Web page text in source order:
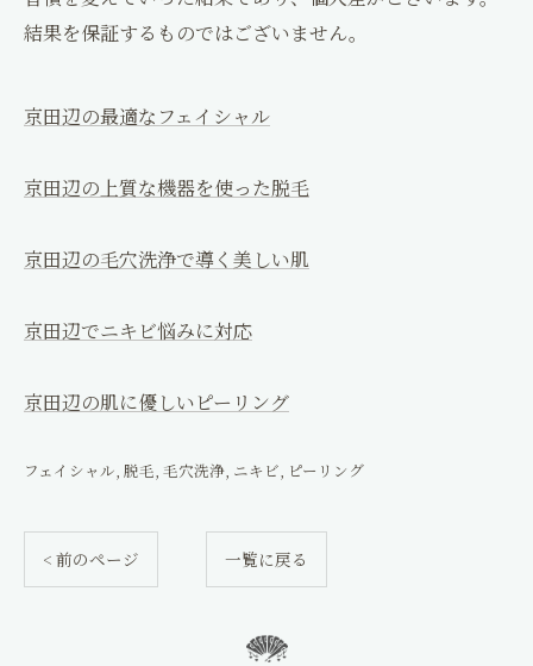
結果を保証するものではございません。
京田辺の最適なフェイシャル
京田辺の上質な機器を使った脱毛
京田辺の毛穴洗浄で導く美しい肌
京田辺でニキビ悩みに対応
京田辺の肌に優しいピーリング
フェイシャル 脱毛 毛穴洗浄 ニキビ ピーリング
< 前のページ 一覧に戻る